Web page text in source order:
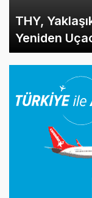
THY,
Yeniden